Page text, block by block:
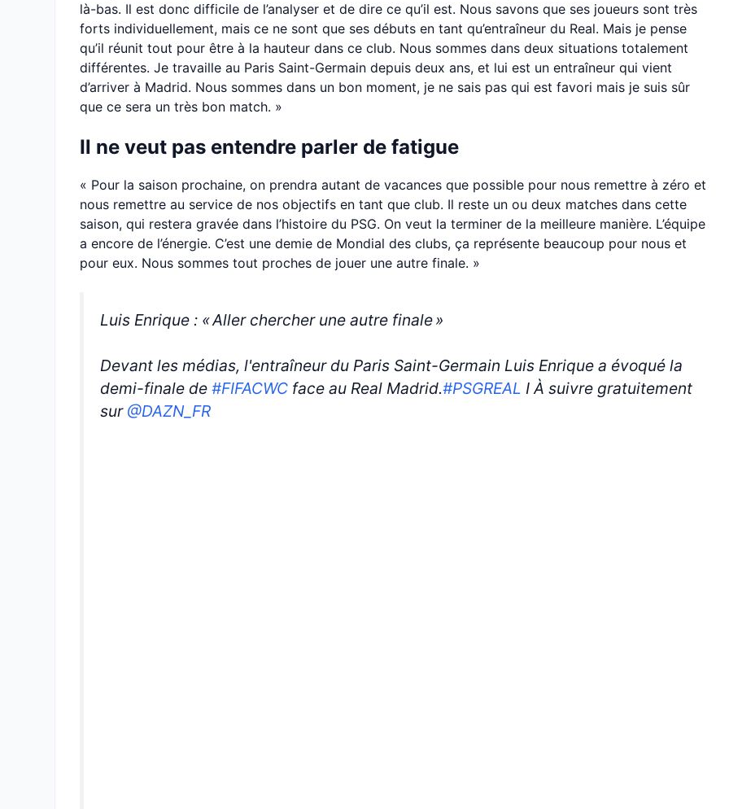
là-bas. Il est donc difficile de l’analyser et de dire ce qu’il est. Nous savons que ses joueurs sont très
forts individuellement, mais ce ne sont que ses débuts en tant qu’entraîneur du Real. Mais je pense
qu’il réunit tout pour être à la hauteur dans ce club. Nous sommes dans deux situations totalement
différentes. Je travaille au Paris Saint-Germain depuis deux ans, et lui est un entraîneur qui vient
d’arriver à Madrid. Nous sommes dans un bon moment, je ne sais pas qui est favori mais je suis sûr
que ce sera un très bon match. »
Il ne veut pas entendre parler de fatigue
« Pour la saison prochaine, on prendra autant de vacances que possible pour nous remettre à zéro et
nous remettre au service de nos objectifs en tant que club. Il reste un ou deux matches dans cette
saison, qui restera gravée dans l’histoire du PSG. On veut la terminer de la meilleure manière. L’équipe
a encore de l’énergie. C’est une demie de Mondial des clubs, ça représente beaucoup pour nous et
pour eux. Nous sommes tout proches de jouer une autre finale. »
Luis Enrique : « Aller chercher une autre finale »
Devant les médias, l'entraîneur du Paris Saint-Germain Luis Enrique a évoqué la
demi-finale de #FIFACWC face au Real Madrid.#PSGREAL I À suivre gratuitement
sur @DAZN_FR